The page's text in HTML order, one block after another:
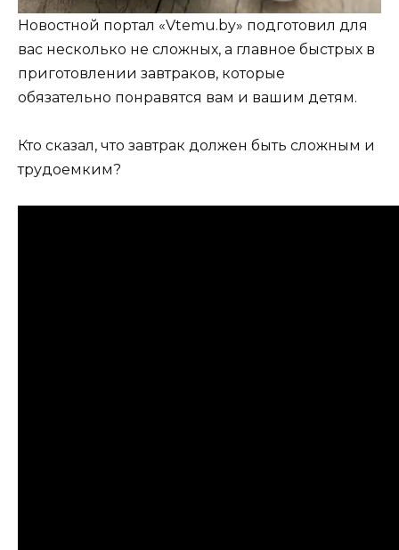
Новостной портал «Vtemu.by» подготовил для
вас несколько не сложных, а главное быстрых в
приготовлении завтраков, которые
обязательно понравятся вам и вашим детям.
Кто сказал, что завтрак должен быть сложным и
трудоемким?